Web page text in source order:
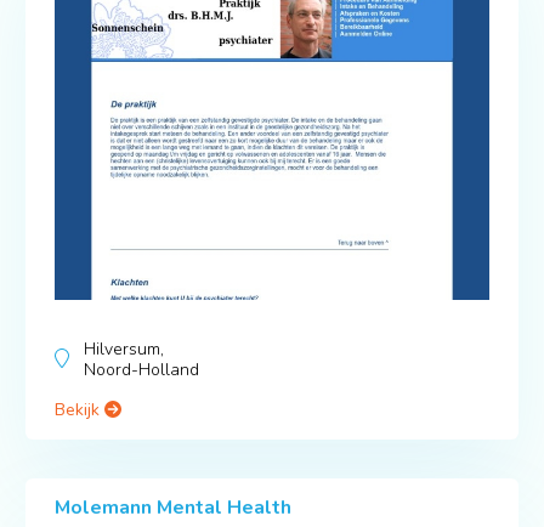
Hilversum,
Noord-Holland
Bekijk
Molemann Mental Health